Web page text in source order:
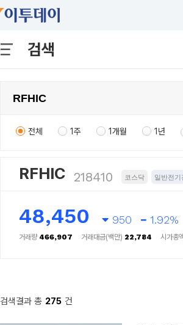
검색
전체 1주 1개월 1년
RFHIC 218410 코스닥 일반전기
48,450 950 1.92%
거래량 466,907 거래대금(백만) 22,784 시가총
검색결과 총 275 건